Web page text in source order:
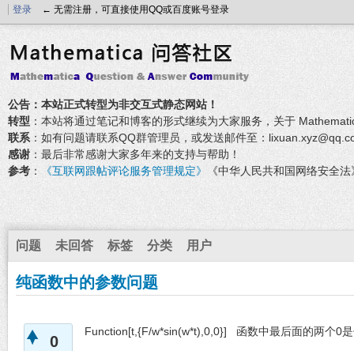
登录 ← 无需注册，可直接使用QQ或百度账号登录
公告：本站正式转型为非交互式静态网站！
转型 ：本站将通过笔记和博客的形式继续为大家服务，关于
联系 ：如有问题请联系QQ群管理员，或发送邮件至：
感谢 ：最后非常感谢大家多年来的支持与帮助！
参考 ： 《互联网跟帖评论服务管理规定》 《中华人民共和国网络安全
问题 未回答 标签 分类 用户
纯函数中的参数问题
0
Function[t,{F/w*sin(w*t),0,0}] 函数中最后面的两个0